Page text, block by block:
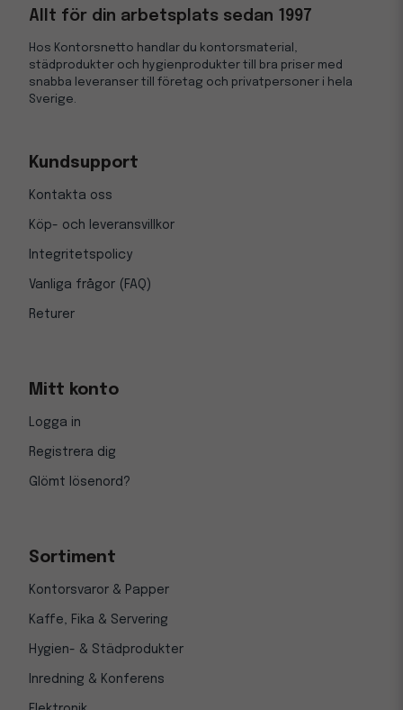
Allt för din arbetsplats sedan 1997
Hos Kontorsnetto handlar du kontorsmaterial,
städprodukter och hygienprodukter till bra priser med
snabba leveranser till företag och privatpersoner i hela
Sverige.
Kundsupport
Kontakta oss
Köp- och leveransvillkor
Integritetspolicy
Vanliga frågor (FAQ)
Returer
Mitt konto
Logga in
Registrera dig
Glömt lösenord?
Sortiment
Kontorsvaror & Papper
Kaffe, Fika & Servering
Hygien- & Städprodukter
Inredning & Konferens